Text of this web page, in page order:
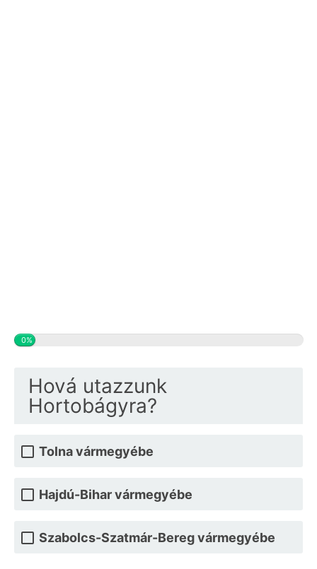
0%
Hová utazzunk
Hortobágyra?
Tolna vármegyébe
Hajdú-Bihar vármegyébe
Szabolcs-Szatmár-Bereg vármegyébe